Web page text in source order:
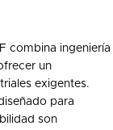
combina ingeniería
un
exigentes.
para
son